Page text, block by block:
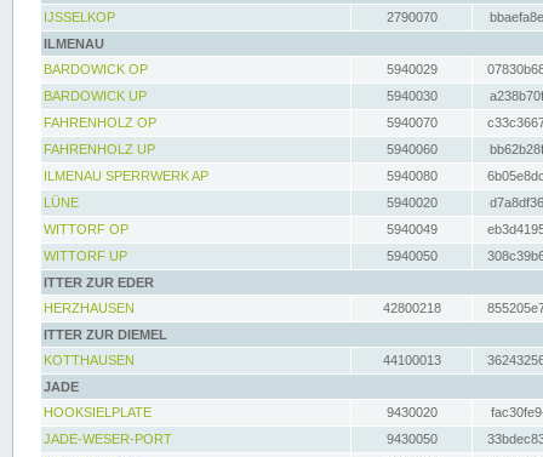
IJSSELKOP
2790070
ILMENAU
BARDOWICK OP
5940029
BARDOWICK UP
5940030
FAHRENHOLZ OP
5940070
FAHRENHOLZ UP
5940060
ILMENAU SPERRWERK AP
5940080
LÜNE
5940020
WITTORF OP
5940049
WITTORF UP
5940050
ITTER ZUR EDER
HERZHAUSEN
42800218
ITTER ZUR DIEMEL
KOTTHAUSEN
44100013
JADE
HOOKSIELPLATE
9430020
JADE-WESER-PORT
9430050